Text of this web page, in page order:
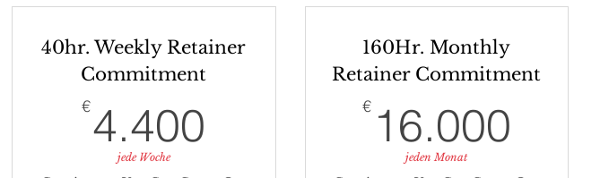
40hr. Weekly Retainer
Commitment
€4.400
jede Woche
160Hr. Monthly
Retainer Commitment
€ 16.000
jeden Monat